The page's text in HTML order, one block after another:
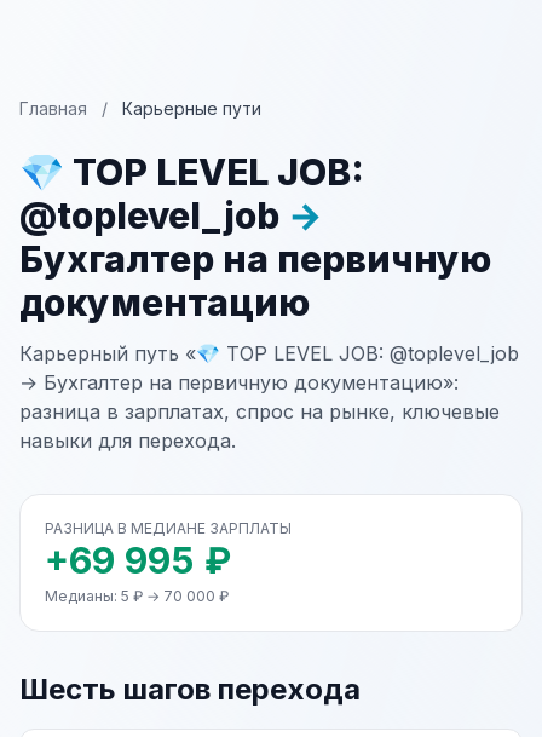
Главная / Карьерные пути
💎 TOP LEVEL JOB:
@toplevel_job →
Бухгалтер на первичную
документацию
Карьерный путь «💎 TOP LEVEL JOB: @toplevel_job
→ Бухгалтер на первичную документацию»:
разница в зарплатах, спрос на рынке, ключевые
навыки для перехода.
РАЗНИЦА В МЕДИАНЕ ЗАРПЛАТЫ
+69 995 ₽
Медианы: 5 ₽ → 70 000 ₽
Шесть шагов перехода